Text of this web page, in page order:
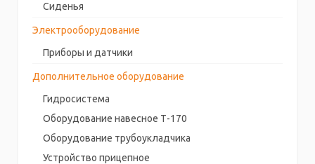
Сиденья
Электрооборудование
Приборы и датчики
Дополнительное оборудование
Гидросистема
Оборудование навесное Т-170
Оборудование трубоукладчика
Устройство прицепное